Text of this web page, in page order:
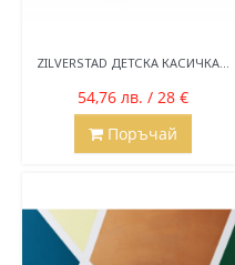
ZILVERSTAD ДЕТСКА КАСИЧКА...
54,76 лв. / 28 €
Поръчай